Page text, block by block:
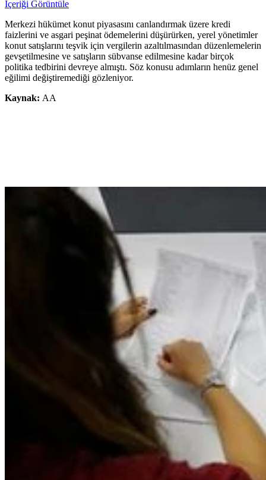
İçeriği Görüntüle
Merkezi hükümet konut piyasasını canlandırmak üzere kredi
faizlerini ve asgari peşinat ödemelerini düşürürken, yerel yönetimler
konut satışlarını teşvik için vergilerin azaltılmasından düzenlemelerin
gevşetilmesine ve satışların sübvanse edilmesine kadar birçok
politika tedbirini devreye almıştı. Söz konusu adımların henüz genel
eğilimi değiştiremediği gözleniyor.
Kaynak: AA